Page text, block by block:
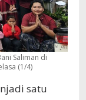
Saliman di
(1/4)
satu